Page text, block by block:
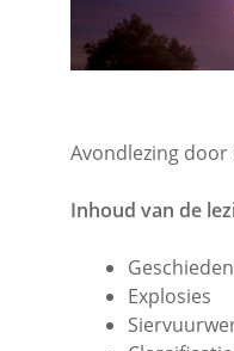
Avondlezing door
Inhoud van de
Explosies